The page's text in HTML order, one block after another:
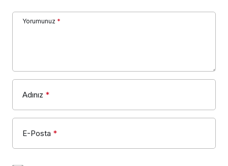
Yorumunuz *
Adınız *
E-Posta *